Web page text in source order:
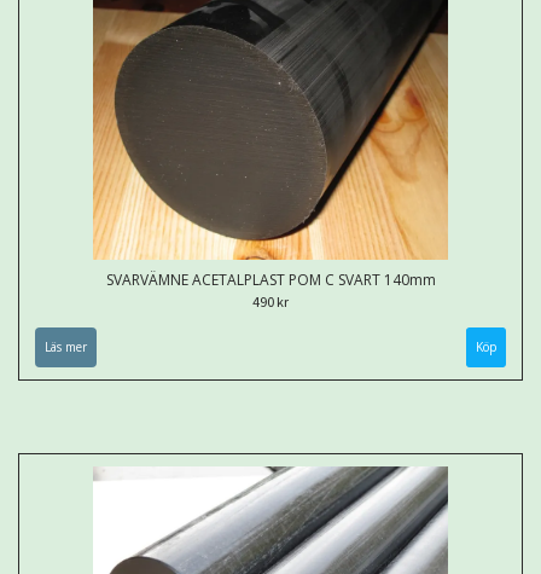
SVARVÄMNE ACETALPLAST POM C SVART 140mm
490 kr
Läs mer Köp